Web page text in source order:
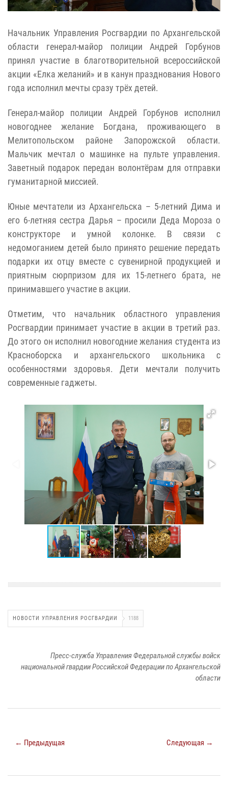
Начальник Управления Росгвардии по Архангельской
области генерал-майор полиции Андрей Горбунов
принял участие в благотворительной всероссийской
акции «Елка желаний» и в канун празднования Нового
года исполнил мечты сразу трёх детей.
Генерал-майор полиции Андрей Горбунов исполнил
новогоднее желание Богдана, проживающего в
Мелитопольском районе Запорожской области.
Мальчик мечтал о машинке на пульте управления.
Заветный подарок передан волонтёрам для отправки
гуманитарной миссией.
Юные мечтатели из Архангельска – 5-летний Дима и
его 6-летняя сестра Дарья – просили Деда Мороза о
конструкторе и умной колонке. В связи с
недомоганием детей было принято решение передать
подарки их отцу вместе с сувенирной продукцией и
приятным сюрпризом для их 15-летнего брата, не
принимавшего участие в акции.
Отметим, что начальник областного управления
Росгвардии принимает участие в акции в третий раз.
До этого он исполнил новогодние желания студента из
Красноборска и архангельского школьника с
особенностями здоровья. Дети мечтали получить
современные гаджеты.
НОВОСТИ УПРАВЛЕНИЯ РОСГВАРДИИ 1188
Пресс-служба Управления Федеральной службы войск
национальной гвардии Российской Федерации по Архангельской
области
← Предыдущая Следующая →